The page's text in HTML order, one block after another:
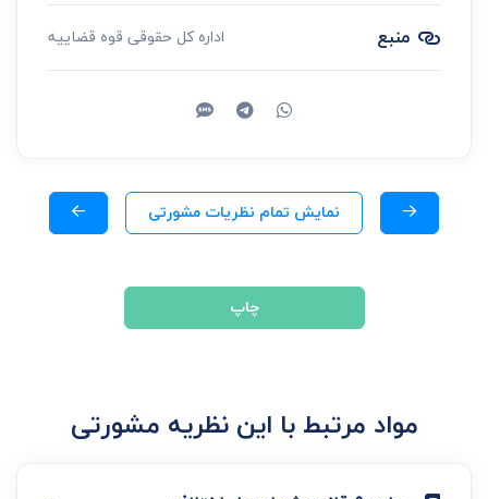
منبع اداره کل حقوقی قوه قضاییه
نمایش تمام نظریات مشورتی
چاپ
مواد مرتبط با این نظریه مشورتی